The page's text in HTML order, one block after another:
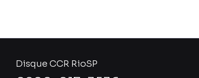
Disque CCR RioSP